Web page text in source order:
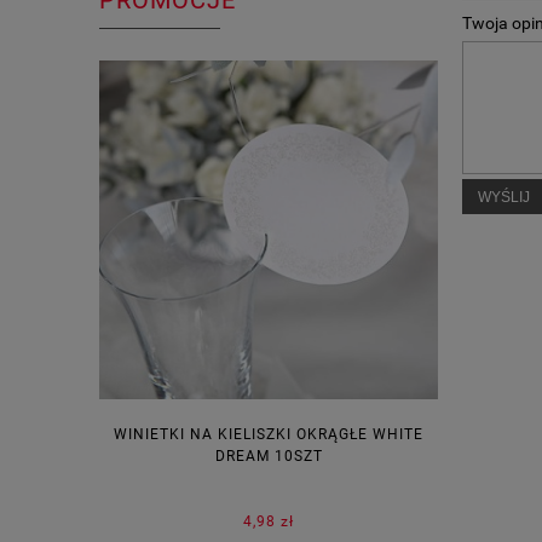
WINIETKI NA KIELISZKI OKRĄGŁE WHITE
DREAM 10SZT
4,98 zł
Twoja
WYŚLIJ